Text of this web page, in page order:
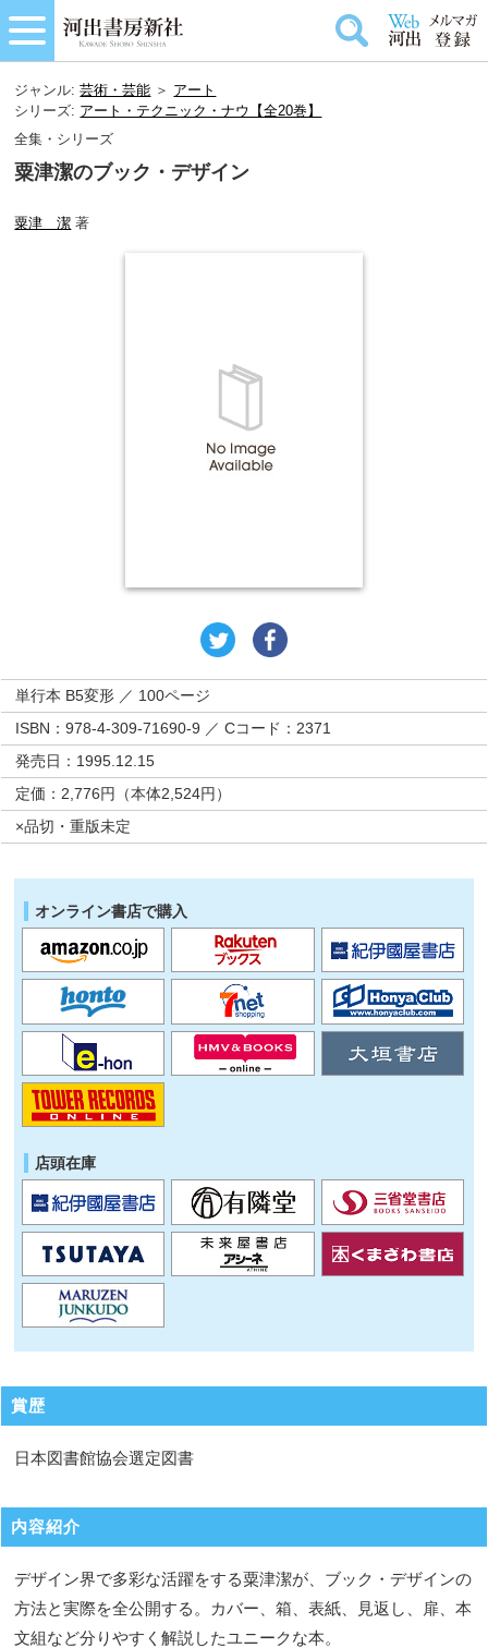
ジャンル:芸術・芸能 ＞ アート
シリーズ: アート・テクニック・ナウ【全20巻】
全集・シリーズ
粟津潔のブック・デザイン
粟津 潔 著
単行本 B5変形 ／ 100ページ
ISBN：978-4-309-71690-9 ／ Cコード：2371
発売日：1995.12.15
定価：2,776円（本体2,524円）
×品切・重版未定
オンライン書店で購入
店頭在庫
賞歴
日本図書館協会選定図書
内容紹介
デザイン界で多彩な活躍をする粟津潔が、ブック・デザインの
方法と実際を全公開する。カバー、箱、表紙、見返し、扉、本
文組など分りやすく解説したユニークな本。